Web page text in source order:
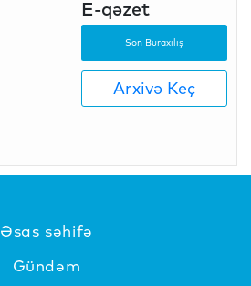
E-qəzet
Son Buraxılış
Arxivə Keç
Əsas səhifə
Gündəm